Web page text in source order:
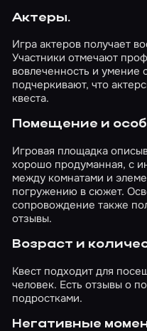
Актеры.
Игра актеров получает
Участники отмечают
вовлеченность и умение
подчеркивают, что
квеста.
Помещение и
Игровая площадка
хорошо продуманная, с
между комнатами и
погружению в сюжет.
сопровождение также
отзывы.
Возраст и
Квест подходит для
человек. Есть отзывы о
подростками.
Негативные